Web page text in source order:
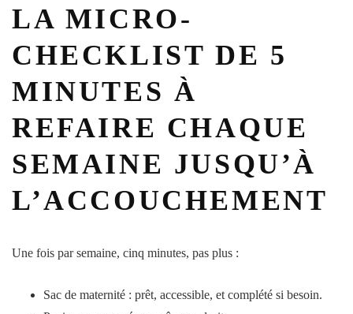
LA MICRO-
CHECKLIST DE 5
MINUTES À
REFAIRE CHAQUE
SEMAINE JUSQU’À
L’ACCOUCHEMENT
Une fois parsemaine, cinq minutes, pas plus :
Sac de maternité : prêt, accessible, et complété si besoin.